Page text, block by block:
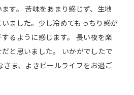
す。 苦味をあまり感じず、生地
ました。少し冷めてもっちり感が
るように感じます。 長い夜を楽
と思いました。 いかがでしたで
さま、よきビールライフをお過ご